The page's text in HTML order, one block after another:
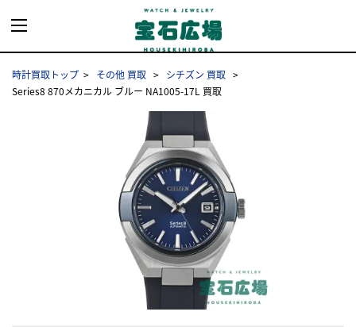
時計買取トップ その他 買取
シチズン 買取
Series8 870メカニカル ブルー NA1005-17L 買取